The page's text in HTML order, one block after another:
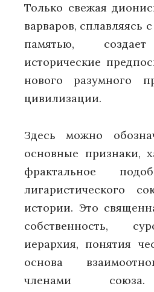
Только свежая
варваров, сплавляясь
памятью,
исторические
нового разумного
цивилизации.
Здесь можно
основные признаки,
фрактальное
лигаристического
истории. Это
собственность,
иерархия, понятия
основа
членами